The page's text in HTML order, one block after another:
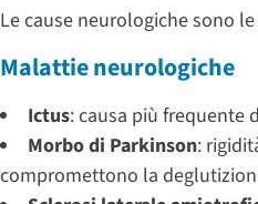
Le cause neurologiche sono
Malattie neurologiche
Ictus: causa più frequente
Morbo di Parkinson:
compromettono la